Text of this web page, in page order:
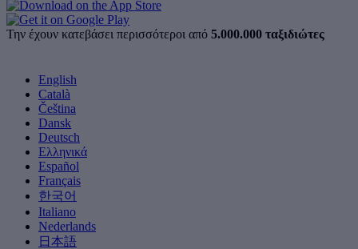
Την έχουν κατεβάσει περισσότεροι από 5.000.000 ταξιδιώτες
English
Català
Čeština
Dansk
Deutsch
Ελληνικά
Español
Français
한국어
Italiano
Nederlands
日本語